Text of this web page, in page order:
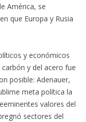
América, se
que Europa y Rusia
y económicos
y del acero fue
posible: Adenauer,
meta política la
valores del
sectores del